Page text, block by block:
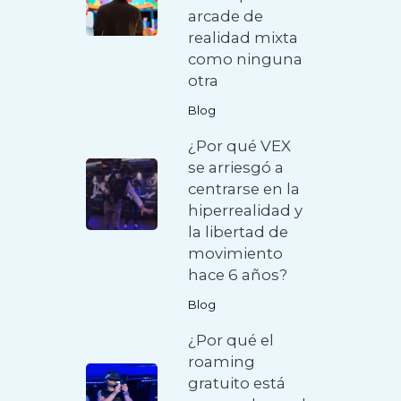
arcade de
realidad mixta
como ninguna
otra
Blog
¿Por qué VEX
se arriesgó a
centrarse en la
hiperrealidad y
la libertad de
movimiento
hace 6 años?
Blog
¿Por qué el
roaming
gratuito está